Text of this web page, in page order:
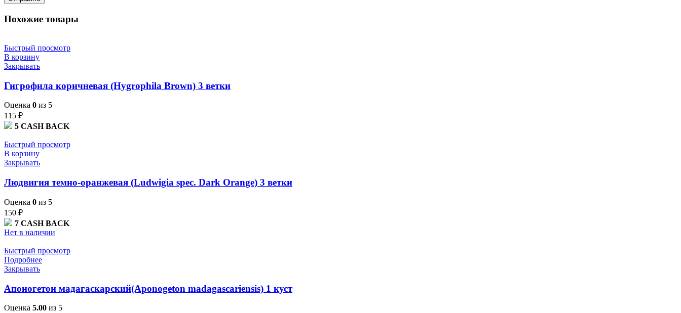
Похожие товары
Быстрый просмотр
В корзину
Закрывать
Гигрофила коричневая (Hygrophila Brown) 3 ветки
Оценка 0 из 5
115 ₽
5 CASH BACK
Быстрый просмотр
В корзину
Закрывать
Людвигия темно-оранжевая (Ludwigia spec. Dark Orange) 3 ветки
Оценка 0 из 5
150 ₽
7 CASH BACK
Нет в наличии
Быстрый просмотр
Подробнее
Закрывать
Апоногетон мадагаскарский(Aponogeton madagascariensis) 1 куст
Оценка 5.00 из 5